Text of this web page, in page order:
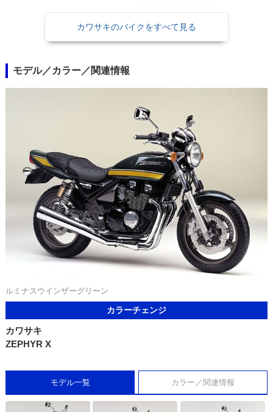
カワサキのバイクをすべて見る
モデル／カラー／関連情報
ルミナスウインザーグリーン
カラーチェンジ
カワサキ
ZEPHYR X
モデル一覧 カラー／関連情報